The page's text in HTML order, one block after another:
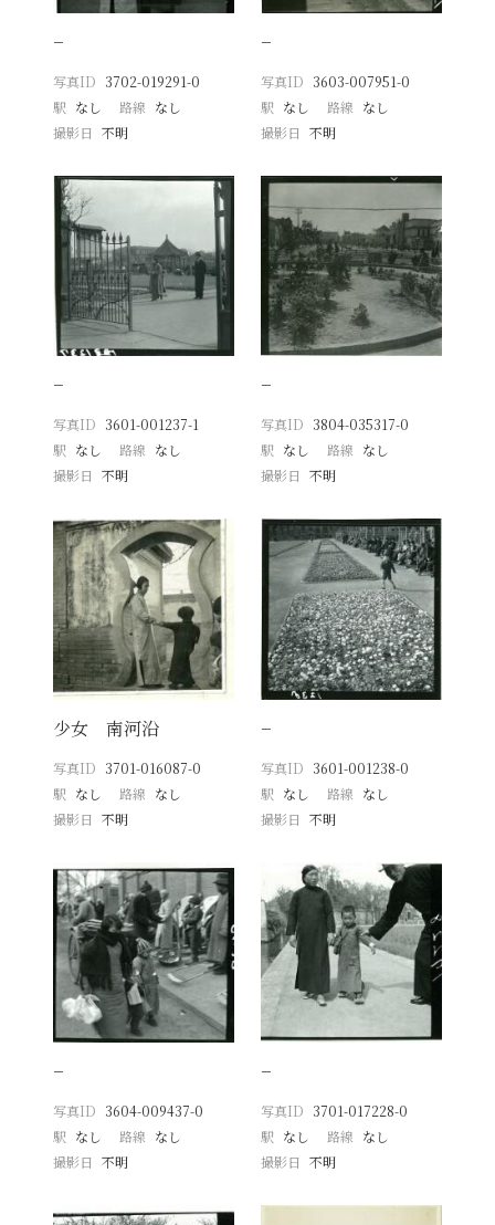
−
写真ID 3702-019291-0
駅 なし 路線 なし
撮影日
不明
−
写真ID 3603-007951-0
駅 なし 路線 なし
撮影日 不明
−
写真ID 3601-001237-1
駅 なし 路線 なし
撮影日
不明
−
写真ID 3804-035317-0
駅 なし 路線 なし
撮影日 不明
少女 南河沿
写真ID 3701-016087-0
駅 なし 路線 なし
撮影日
不明
−
写真ID 3601-001238-0
駅 なし 路線 なし
撮影日 不明
−
写真ID 3604-009437-0
駅 なし 路線 なし
撮影日
不明
−
写真ID 3701-017228-0
駅 なし 路線 なし
撮影日 不明